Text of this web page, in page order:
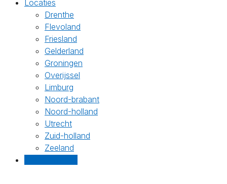
Locaties
Drenthe
Flevoland
Friesland
Gelderland
Groningen
Overijssel
Limburg
Noord-brabant
Noord-holland
Utrecht
Zuid-holland
Zeeland